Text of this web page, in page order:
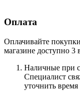
Оплата
Оплачивайте
магазине доступно 3
Наличные при
Специалист
уточнить